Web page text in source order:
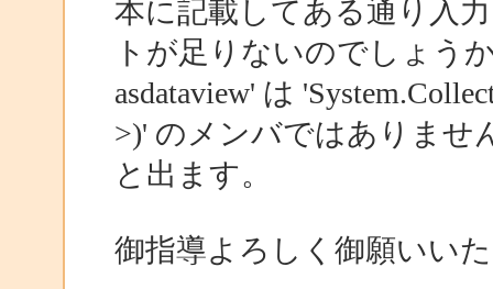
本に記載してある通り入
トが足りないのでしょう
asdataview' は
>)' のメンバではありませ
と出ます。
御指導よろしく御願いい